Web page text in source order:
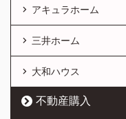
アキュラホーム
三井ホーム
大和ハウス
不動産購入